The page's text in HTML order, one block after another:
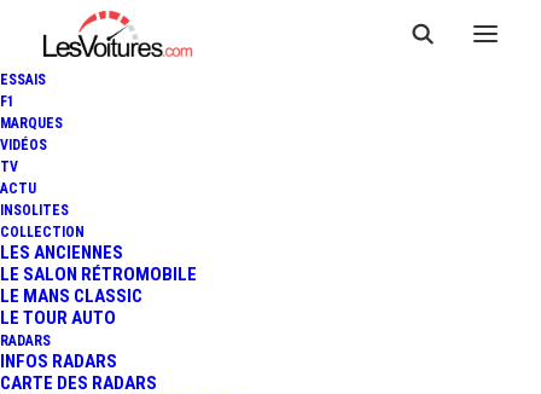
ESSAIS
F1
MARQUES
VIDÉOS
TV
ACTU
INSOLITES
COLLECTION
LES ANCIENNES
LE SALON RÉTROMOBILE
LE MANS CLASSIC
LE TOUR AUTO
RADARS
INFOS RADARS
CARTE DES RADARS
RADAR MULTIFONCTIONS :
"L'ARME ABSOLUE" DE L'ETAT
DÉBARQUE EN 2017